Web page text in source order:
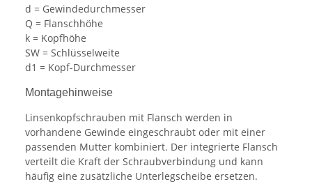
d = Gewindedurchmesser
Q = Flanschhöhe
k = Kopfhöhe
SW = Schlüsselweite
d1 = Kopf-Durchmesser
Montagehinweise
Linsenkopfschrauben mit Flansch werden in
vorhandene Gewinde eingeschraubt oder mit einer
passenden Mutter kombiniert. Der integrierte Flansch
verteilt die Kraft der Schraubverbindung und kann
häufig eine zusätzliche Unterlegscheibe ersetzen.